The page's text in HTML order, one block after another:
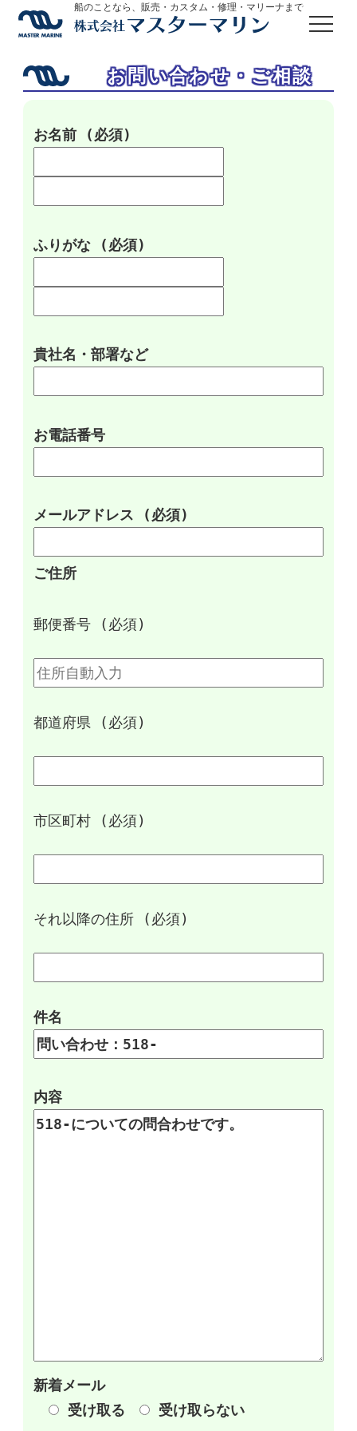
船のことなら、販売・カスタム・修理・マリーナまで
お問い合わせ・ご相談
お名前 (必須)
ふりがな (必須)
貴社名・部署など
お電話番号
メールアドレス (必須)
ご住所
郵便番号 (必須)
都道府県 (必須)
市区町村 (必須)
それ以降の住所 (必須)
件名
内容
新着メール
受け取る
受け取らない